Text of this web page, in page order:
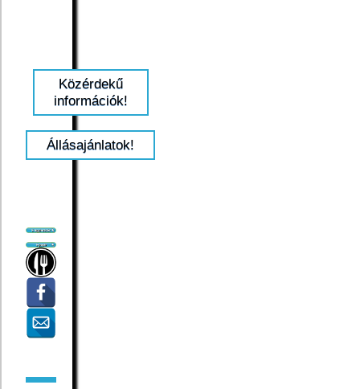
Közérdekű
információk!
Állásajánlatok!